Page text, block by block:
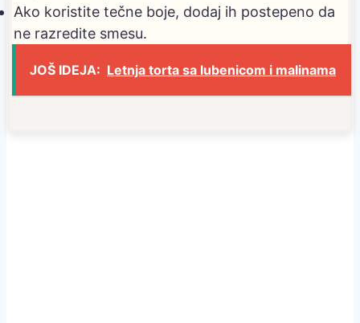
Ako koristite tečne boje, dodaj ih postepeno da
ne razredite smesu.
JOŠ IDEJA: Letnja torta sa lubenicom i malinama